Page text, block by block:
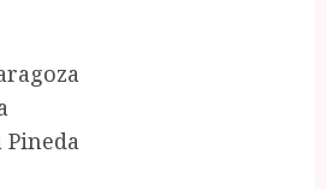
Pineda